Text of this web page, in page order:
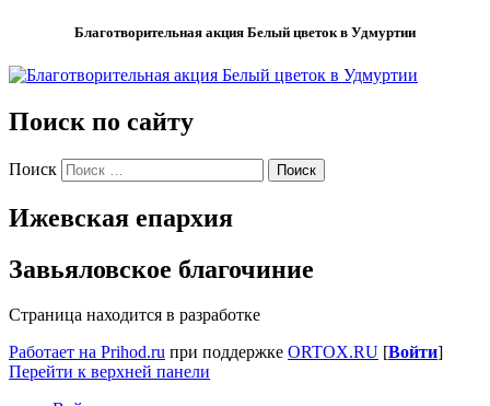
Благотворительная акция Белый цветок в Удмуртии
Поиск по сайту
Поиск
Ижевская епархия
Завьяловское благочиние
Страница находится в разработке
Работает на Prihod.ru при поддержке ORTOX.RU [Войти]
Перейти к верхней панели